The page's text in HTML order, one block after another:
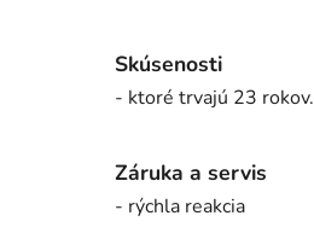
Skúsenosti
- ktoré trvajú 23 rokov.
Záruka a servis
- rýchla reakcia